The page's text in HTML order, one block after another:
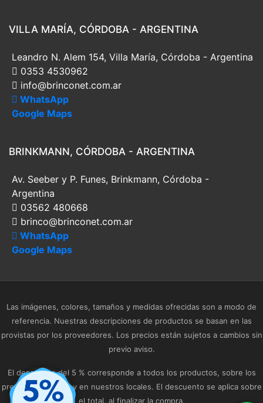
VILLA MARÍA, CÓRDOBA - ARGENTINA
Leandro N. Alem 154, Villa María, Córdoba - Argentina
0353 4530962
info@brinconet.com.ar
WhatsApp
Google Maps
BRINKMANN, CÓRDOBA - ARGENTINA
Av. Seeber y P. Funes, Brinkmann, Córdoba -
Argentina
03562 480668
brinco@brinconet.com.ar
WhatsApp
Google Maps
Las imágenes, colores, tamaños y medidas ofrecidas son a modo de
referencia. Nuestras descripciones de productos se basan en las
provistas por los proveedores. Los precios están sujetos a cambios sin
previo aviso.
El descuento del 5 % corresponde a todos los productos, sobre los
precios publicados y en nuestros locales. El descuento se aplica sobre
el total, al finalizar la compra.